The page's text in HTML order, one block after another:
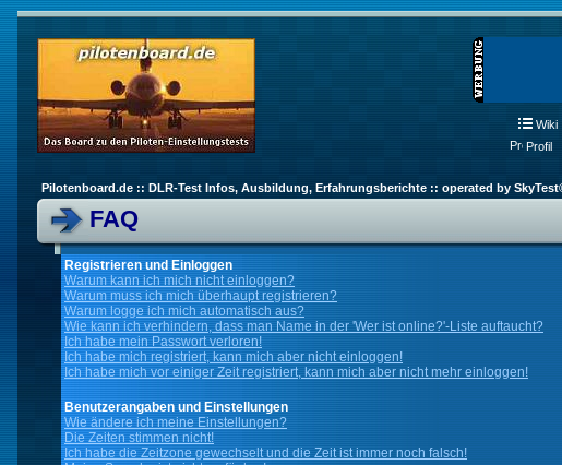
Wiki
Profil
Pilotenboard.de :: DLR-Test Infos, Ausbildung, Erfahrungsberichte :: operated by
FAQ
Registrieren und Einloggen
Warum kann ich mich nicht einloggen?
Warum muss ich mich überhaupt registrieren?
Warum logge ich mich automatisch aus?
Wie kann ich verhindern, dass man Name in der 'Wer ist online?'-Liste auftaucht?
Ich habe mein Passwort verloren!
Ich habe mich registriert, kann mich aber nicht einloggen!
Ich habe mich vor einiger Zeit registriert, kann mich aber nicht mehr einloggen!
Benutzerangaben und Einstellungen
Wie ändere ich meine Einstellungen?
Die Zeiten stimmen nicht!
Ich habe die Zeitzone gewechselt und die Zeit ist immer noch falsch!